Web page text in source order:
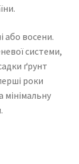
або восени.
системи,
ґрунт
роки
мінімальну